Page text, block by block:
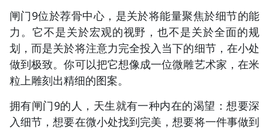
闸门9位於荐骨中心，是关於将能量聚焦於细节的能
力。它不是关於宏观的视野，也不是关於全面的规
划，而是关於将注意力完全投入当下的细节，在小处
做到极致。你可以把它想像成一位微雕艺术家，在米
粒上雕刻出精细的图案。
拥有闸门9的人，天生就有一种内在的渴望：想要深
入细节，想要在微小处找到完美，想要将一件事做到